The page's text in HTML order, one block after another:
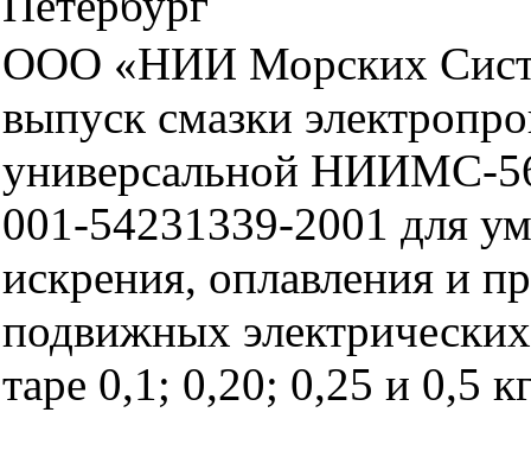
ООО «НИИ Морских
выпуск смазки
универсальной НИИМС-
001-54231339-2001 для
искрения, оплавления и
подвижных
таре 0,1; 0,20; 0,25 и 0,5